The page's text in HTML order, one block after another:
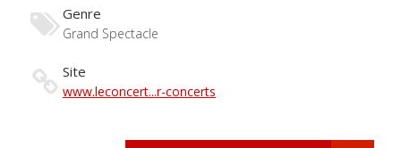
Genre
Grand Spectacle
Site
www.leconcert...r-concerts